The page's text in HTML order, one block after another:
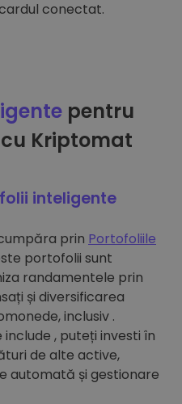
conectat.
pentru
Kriptomat
inteligente
prin Portofoliile
portofolii sunt
randamentele prin
și diversificarea
inclusiv .
, puteți investi în
de alte active,
automată și gestionare